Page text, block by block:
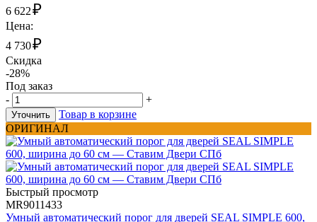
6 622₽
Цена:
4 730₽
Скидка
-28%
Под заказ
-
+
Уточнить
Товар в корзине
ОРИГИНАЛ
Быстрый просмотр
MR9011433
Умный автоматический порог для дверей SEAL SIMPLE 600,